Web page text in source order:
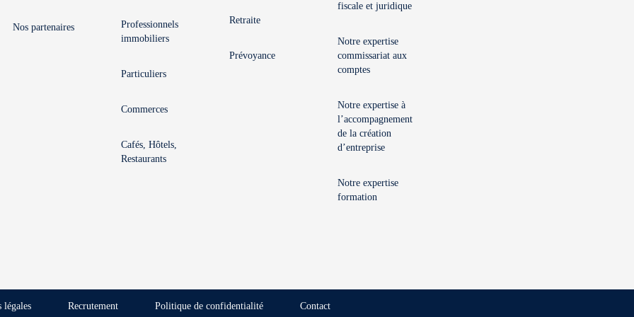
Nos partenaires
Professionnels
immobiliers
Particuliers
Commerces
Cafés, Hôtels,
Restaurants
Retraite
Prévoyance
fiscale et juridique
Notre expertise
commissariat aux
comptes
Notre expertise à
l’accompagnement
de la création
d’entreprise
Notre expertise
formation
légales Recrutement Politique de confidentialité Contact